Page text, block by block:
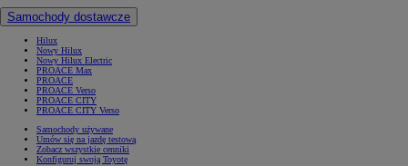
Samochody dostawcze
Hilux
Nowy Hilux
Nowy Hilux Electric
PROACE Max
PROACE
PROACE Verso
PROACE CITY
PROACE CITY Verso
Samochody używane
Umów się na jazdę testową
Zobacz wszystkie cenniki
Konfiguruj swoją Toyotę